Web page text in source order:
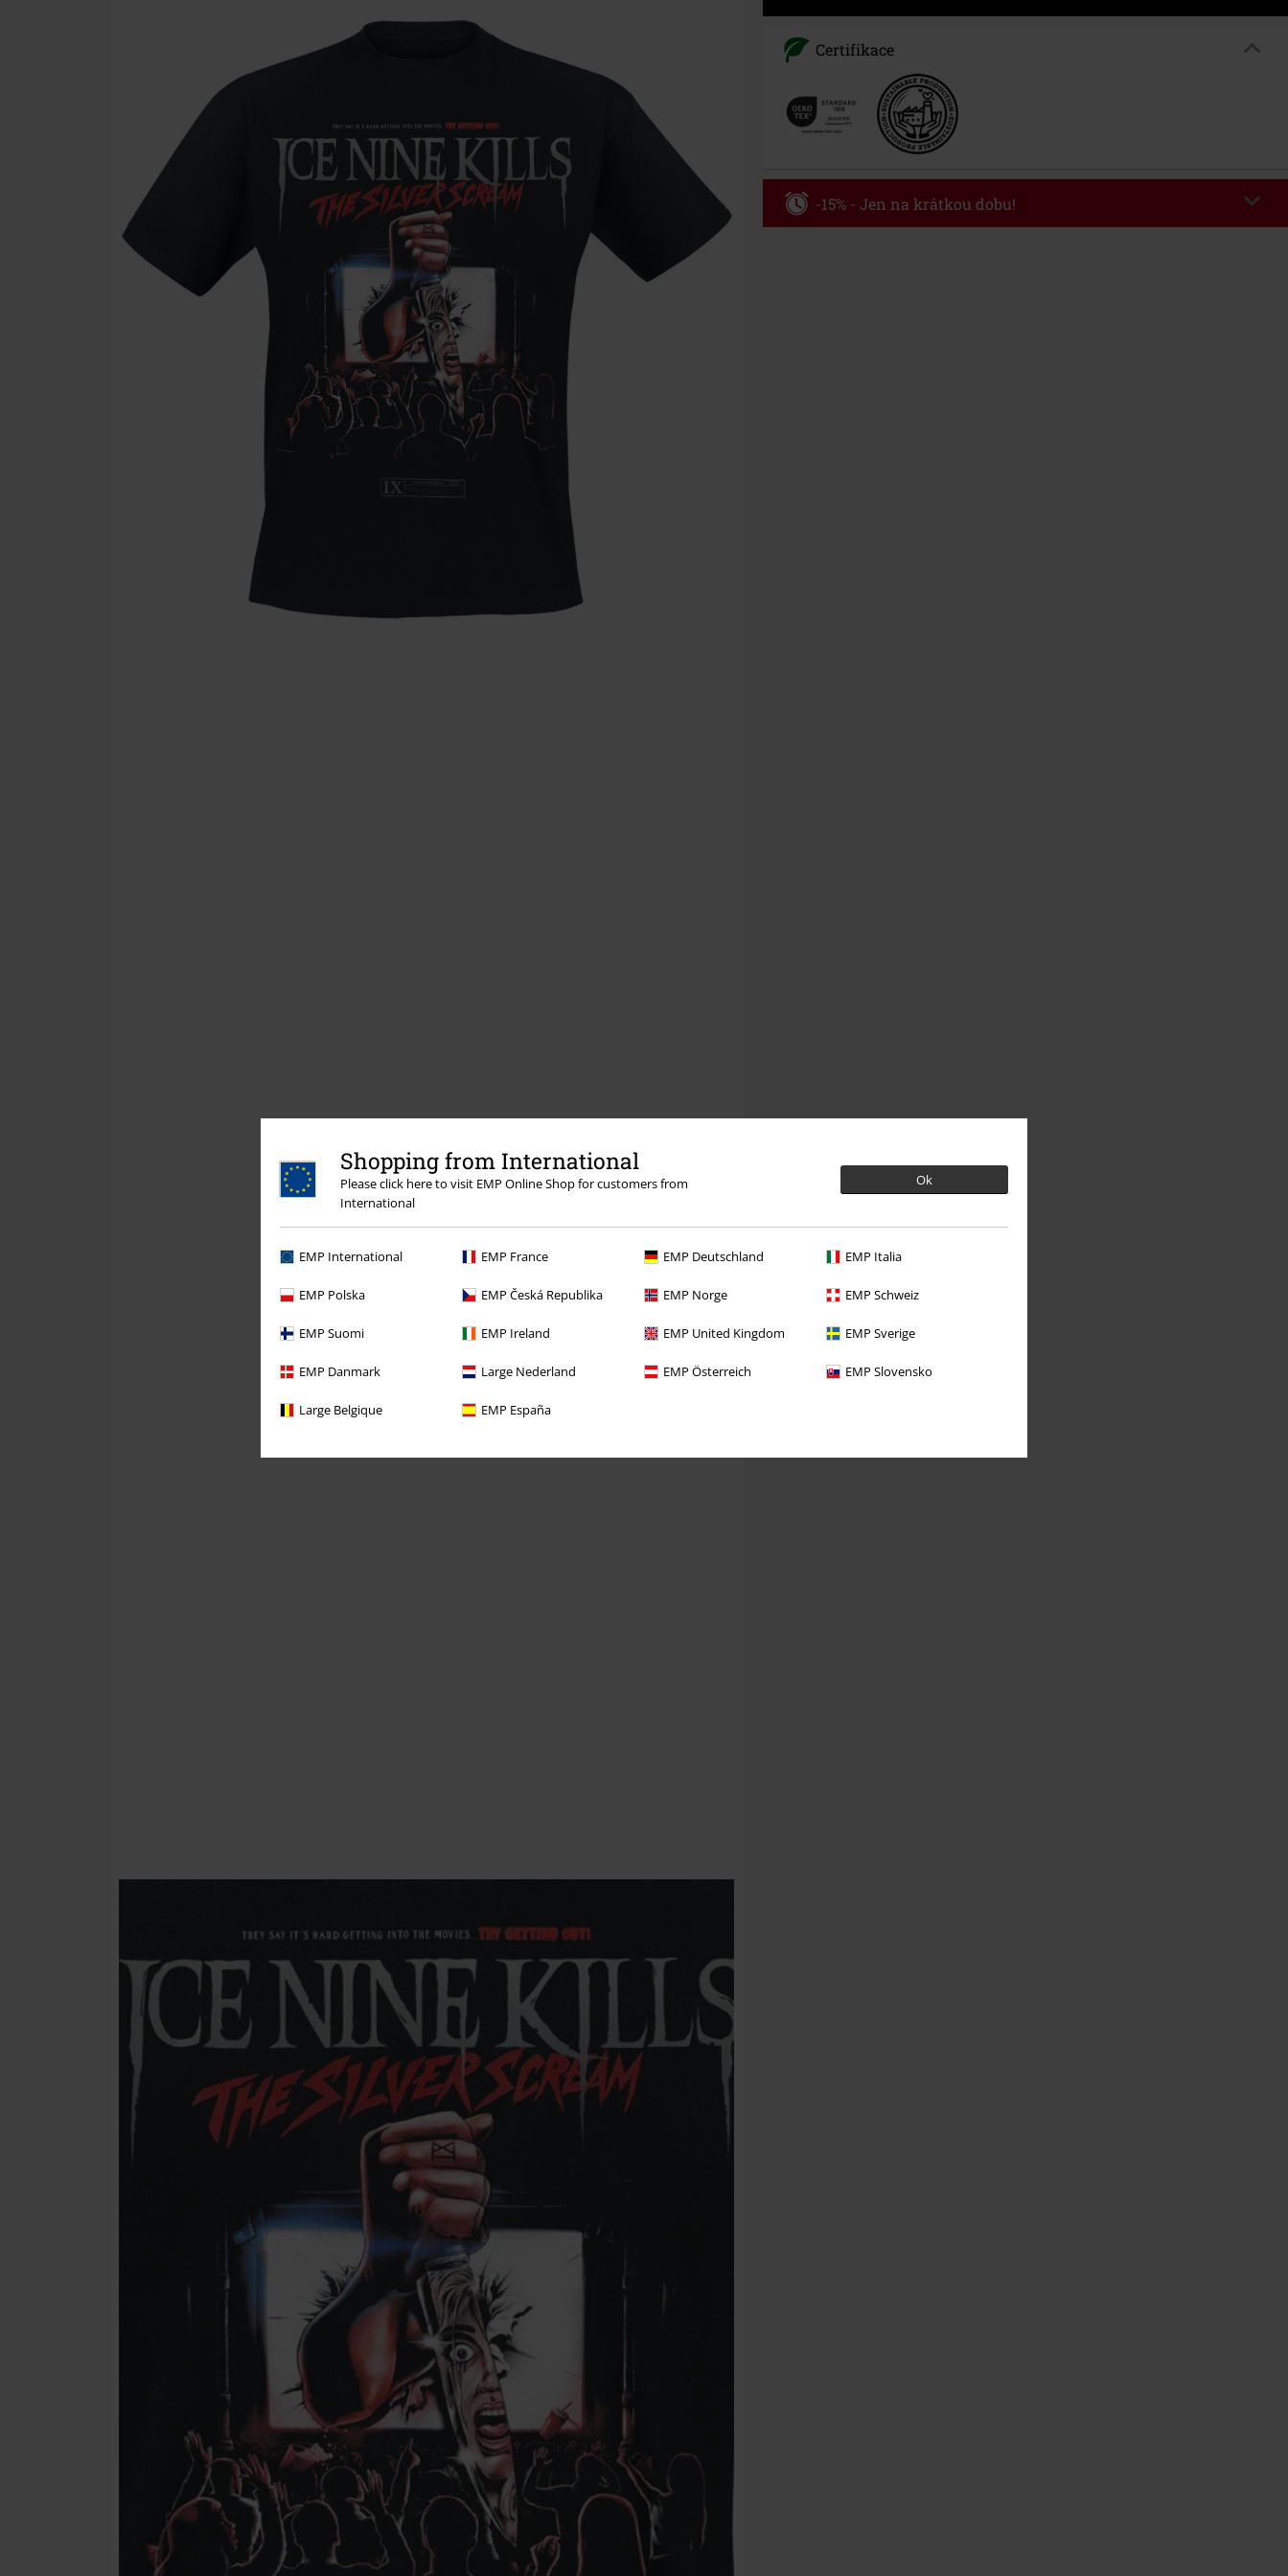
Shopping from International
Please click here to visit EMP Online Shop for customers from
International
Ok
EMP International EMP France EMP Deutschland EMP Italia
EMP Polska EMP Česká Republika EMP Norge EMP Schweiz
EMP Suomi EMP Ireland EMP United Kingdom EMP Sverige
EMP Danmark Large Nederland EMP Österreich EMP Slovensko
Large Belgique EMP España
Certifikace
-15% - Jen na krátkou dobu!